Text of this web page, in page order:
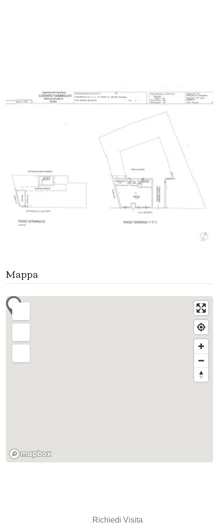
Mappa
Richiedi Visita